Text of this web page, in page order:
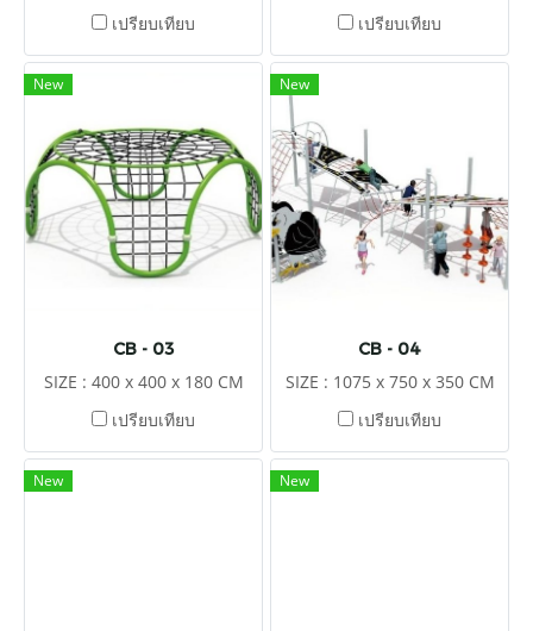
เปรียบเทียบ
เปรียบเทียบ
New
CB - 03
SIZE : 400 x 400 x 180 CM
เปรียบเทียบ
New
CB - 04
SIZE : 1075 x 750 x 350 CM
เปรียบเทียบ
New New